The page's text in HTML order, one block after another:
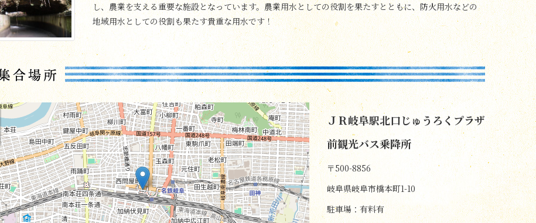
し、農業を支える重要な施設となっています。農業用水としての役割を果たすとともに、防火用水などの
地域用水としての役割も果たす貴重な用水です！
ＪＲ岐阜駅北口じゅうろくプラザ
前観光バス乗降所
〒500-8856
岐阜県岐阜市橋本町1-10
駐車場：有料有